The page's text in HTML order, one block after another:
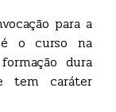
para a
o curso na
dura
tem caráter